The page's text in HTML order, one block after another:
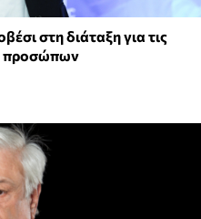
στη διάταξη για τις
προσώπων